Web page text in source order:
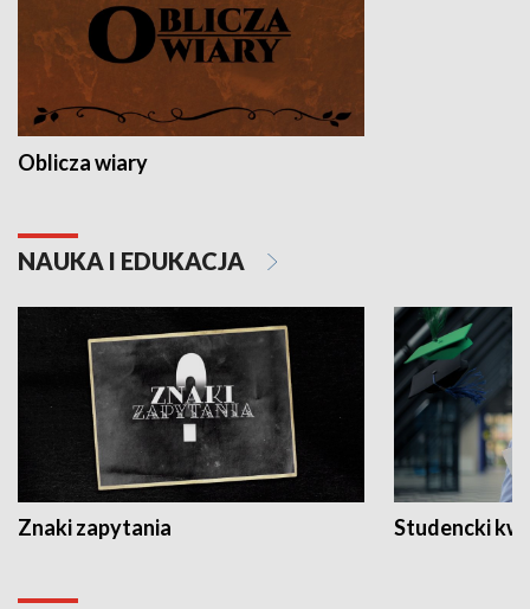
Oblicza wiary
NAUKA I EDUKACJA
Znaki zapytania Studencki